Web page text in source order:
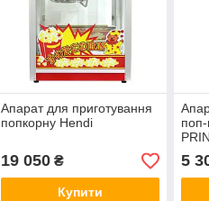
Апарат для приготування
попкорну Hendi
19 050₴
Купити
5